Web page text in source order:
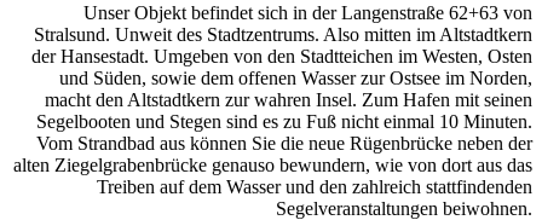
Unser Objekt befindet sich in der Langenstraße 62+63 von
Stralsund. Unweit des Stadtzentrums. Also mitten im Altstadtkern
der Hansestadt. Umgeben von den Stadtteichen im Westen, Osten
und Süden, sowie dem offenen Wasser zur Ostsee im Norden,
macht den Altstadtkern zur wahren Insel. Zum Hafen mit seinen
Segelbooten und Stegen sind es zu Fuß nicht einmal 10 Minuten.
Vom Strandbad aus können Sie die neue Rügenbrücke neben der
alten Ziegelgrabenbrücke genauso bewundern, wie von dort aus das
Treiben auf dem Wasser und den zahlreich stattfindenden
Segelveranstaltungen beiwohnen.